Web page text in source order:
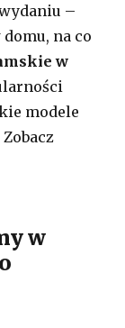
–
na co
w
modele
w